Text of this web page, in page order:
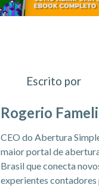
Escrito por
Rogerio Fameli
CEO do Abertura
maior portal de
Brasil que conecta
experientes contadores